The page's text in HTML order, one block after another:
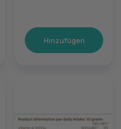
Hinzufügen